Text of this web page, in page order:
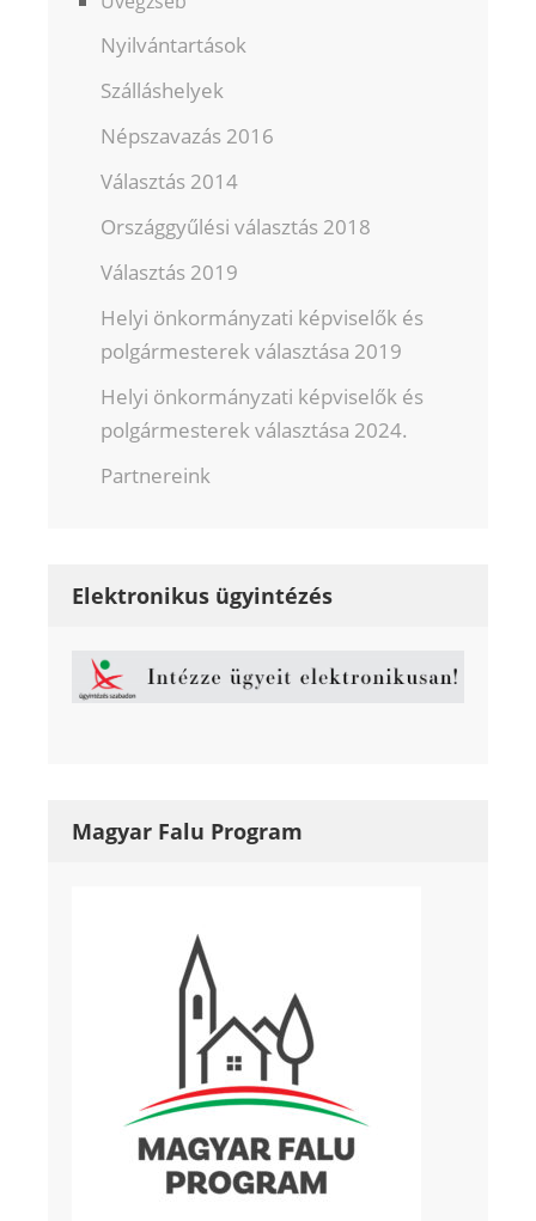
Nyilvántartások
Szálláshelyek
Népszavazás 2016
Választás 2014
Országgyűlési választás 2018
Választás 2019
Helyi önkormányzati képviselők és
polgármesterek választása 2019
Helyi önkormányzati képviselők és
polgármesterek választása 2024.
Partnereink
Elektronikus ügyintézés
Magyar Falu Program